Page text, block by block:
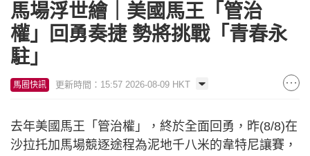
馬場浮世繪｜美國馬王「管治
權」回勇奏捷 勢將挑戰「青春永
駐」
馬圈快訊 更新時間：15:57 2026-08-09 HKT
去年美國馬王「管治權」，終於全面回勇，昨(8/8)在
沙拉托加馬場競逐途程為泥地千八米的韋特尼讓賽，